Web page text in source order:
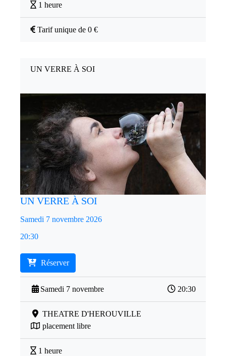
1 heure
Tarif unique de 0 €
UN VERRE À SOI
UN VERRE À SOI
Samedi 7 novembre 2026
20:30
Réserver
Samedi 7 novembre 20:30
THEATRE D'HEROUVILLE
placement libre
1 heure